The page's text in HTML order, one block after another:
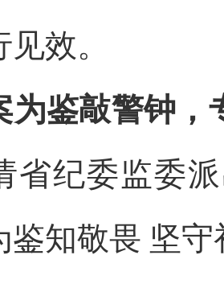
效。
为鉴敲警钟，
省纪委监委
鉴知敬畏 坚